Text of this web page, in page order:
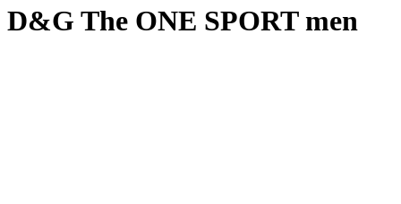
D&G The ONE SPORT men